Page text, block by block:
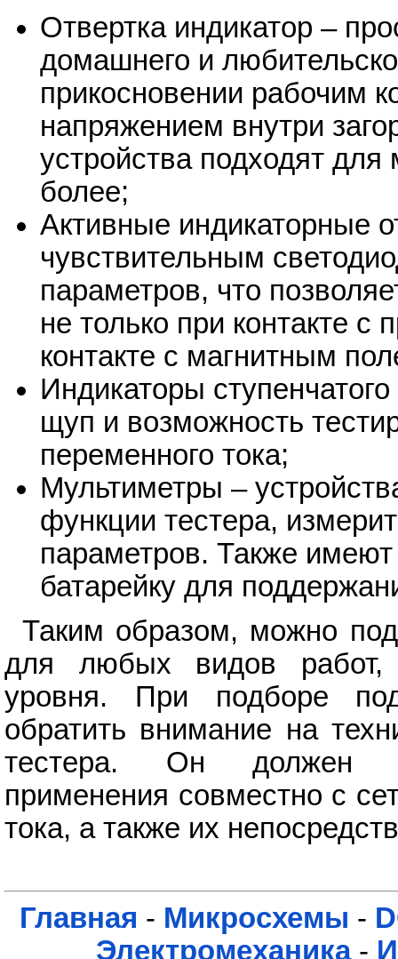
Отвертка индикатор –
домашнего и
прикосновении рабочим
напряжением внутри
устройства подходят
более;
Активные индикаторные
чувствительным
параметров, что
не только при контакте
контакте с магнитным
Индикаторы
щуп и возможность
переменного тока;
Мультиметры –
функции тестера,
параметров. Также
батарейку для
Таким образом, можно
для любых видов работ,
уровня. При подборе
обратить внимание на
тестера. Он должен
применения совместно с
тока, а также их
Главная - Микросхемы -
Электромеханика-